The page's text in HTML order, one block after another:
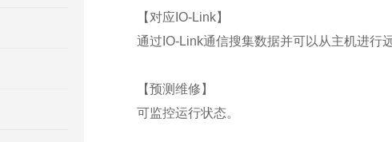
【对应IO-Link】
通过IO-Link通信搜集数据并可以从主机进行
【预测维修】
可监控运行状态。